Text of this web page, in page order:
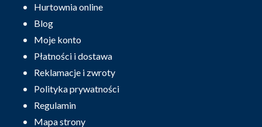
Hurtownia online
Blog
Moje konto
Płatności i dostawa
Reklamacje i zwroty
Polityka prywatności
Regulamin
Mapa strony